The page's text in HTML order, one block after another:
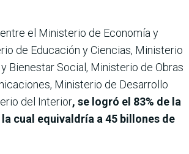
el Ministerio de Economía y
de Educación y Ciencias, Ministerio
Bienestar Social, Ministerio de Obras
Ministerio de Desarrollo
del Interior, se logró el 83% de la
cual equivaldría a 45 billones de